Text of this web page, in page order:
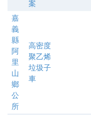
案
嘉
義
縣
阿
里
山
鄉
公
所
高密度
聚乙烯
垃圾子
車